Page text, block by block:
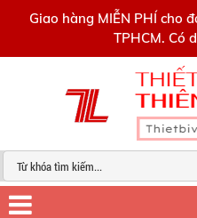
Giao hàng MIỄN PHÍ cho
TPHCM. Có
0909445903